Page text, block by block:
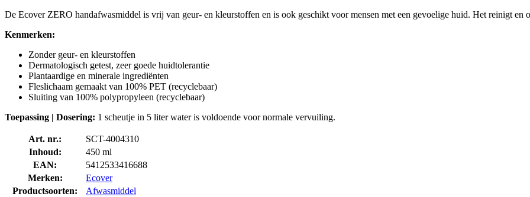
De Ecover ZERO handafwasmiddel is vrij van geur- en kleurstoffen en is ook geschikt voor mensen met een gevoelige huid. Het reinigt en
Kenmerken:
Zonder geur- en kleurstoffen
Dermatologisch getest, zeer goede huidtolerantie
Plantaardige en minerale ingrediënten
Fleslichaam gemaakt van 100% PET (recyclebaar)
Sluiting van 100% polypropyleen (recyclebaar)
Toepassing | Dosering: 1 scheutje in 5 liter water is voldoende voor normale vervuiling.
Art. nr.:
SCT-4004310
Inhoud:
450 ml
EAN:
5412533416688
Merken:
Ecover
Productsoorten:
Afwasmiddel